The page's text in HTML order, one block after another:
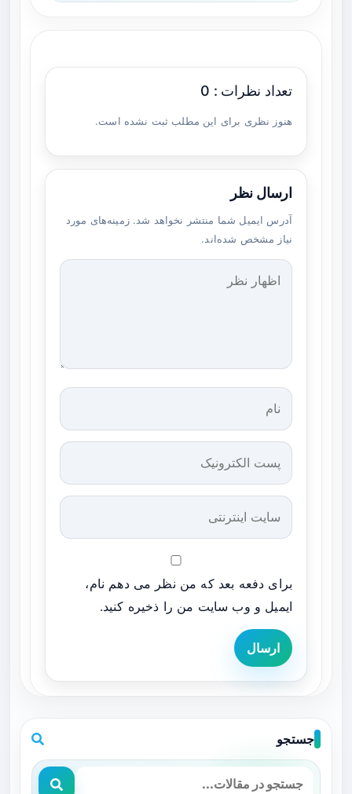
تعداد نظرات : 0
هنوز نظری برای این مطلب ثبت نشده است.
ارسال نظر
آدرس ایمیل شما منتشر نخواهد شد. زمینه‌های مورد
نیاز مشخص شده‌اند.
برای دفعه بعد که من نظر می دهم نام،
ایمیل و وب سایت من را ذخیره کنید.
ارسال
جستجو